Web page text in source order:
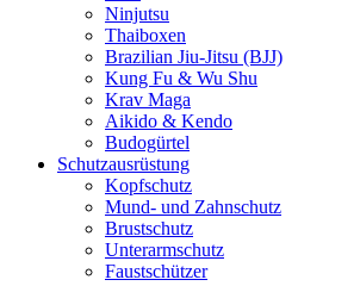
Ninjutsu
Thaiboxen
Brazilian Jiu-Jitsu (BJJ)
Kung Fu & Wu Shu
Krav Maga
Aikido & Kendo
Budogürtel
Schutzausrüstung
Kopfschutz
Mund- und Zahnschutz
Brustschutz
Unterarmschutz
Faustschützer